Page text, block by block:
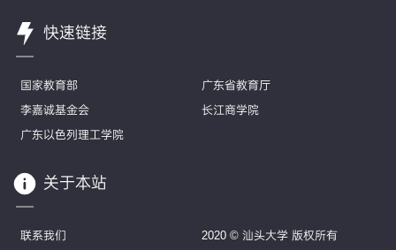
快速链接
国家教育部
广东省教育厅
李嘉诚基金会
长江商学院
广东以色列理工学院
关于本站
联系我们
2020 © 汕头大学 版权所有